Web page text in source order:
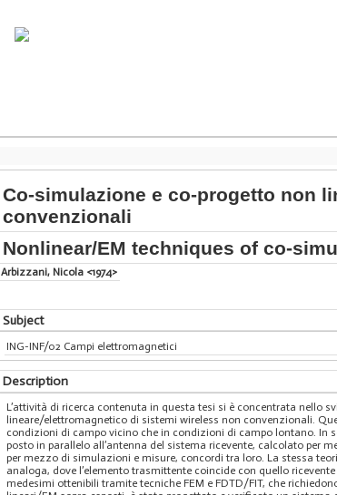
Co-simulazione e co-progetto non
convenzionali
Nonlinear/EM techniques of co-
Arbizzani, Nicola <1974>
Subject
ING-INF/02 Campi elettromagnetici
Description
L’attività di ricerca contenuta in questa tesi si è concentrata nello
lineare/elettromagnetico di sistemi wireless non convenzionali.
condizioni di campo vicino che in condizioni di campo lontano. In
posto in parallelo all’antenna del sistema ricevente, calcolato per
per mezzo di simulazioni e misure, concordi tra loro. La stessa
analoga, dove l’elemento trasmittente coincide con quello
medesimi ottenibili tramite tecniche FEM e FDTD/FIT, che